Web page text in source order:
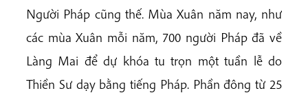
Người Pháp cũng thế. Mùa Xuân năm nay, như
các mùa Xuân mỗi năm, 700 người Pháp đã về
Làng Mai để dự khóa tu trọn một tuần lễ do
Thiền Sư dạy bằng tiếng Pháp. Phần đông từ 25